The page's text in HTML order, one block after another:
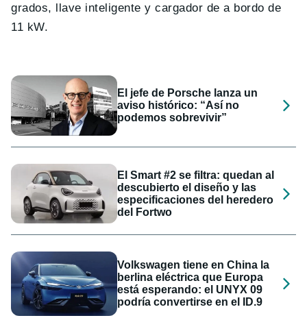
​​grados, llave inteligente y cargador de a bordo de
11 kW.
El jefe de Porsche lanza un
aviso histórico: “Así no
podemos sobrevivir”
El Smart #2 se filtra: quedan al
descubierto el diseño y las
especificaciones del heredero
del Fortwo
Volkswagen tiene en China la
berlina eléctrica que Europa
está esperando: el UNYX 09
podría convertirse en el ID.9